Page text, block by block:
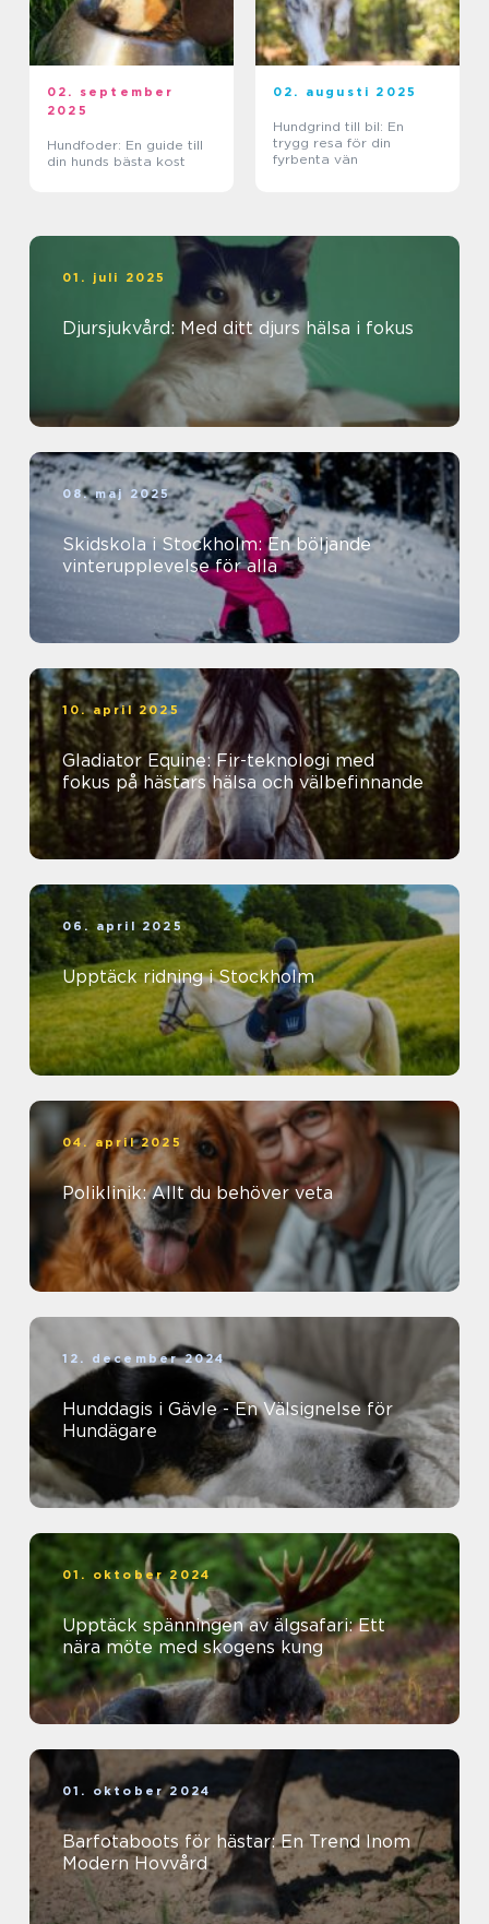
02. september
2025
Hundfoder: En guide till
din hunds bästa kost
02. augusti 2025
Hundgrind till bil: En
trygg resa för din
fyrbenta vän
01. juli 2025
Djursjukvård: Med ditt djurs hälsa i fokus
08. maj 2025
Skidskola i Stockholm: En böljande
vinterupplevelse för alla
10. april 2025
Gladiator Equine: Fir-teknologi med
fokus på hästars hälsa och välbefinnande
06. april 2025
Upptäck ridning i Stockholm
04. april 2025
Poliklinik: Allt du behöver veta
12. december 2024
Hunddagis i Gävle - En Välsignelse för
Hundägare
01. oktober 2024
Upptäck spänningen av älgsafari: Ett
nära möte med skogens kung
01. oktober 2024
Barfotaboots för hästar: En Trend Inom
Modern Hovvård